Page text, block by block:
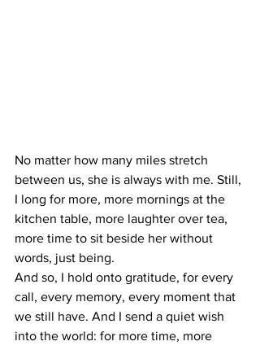
No matter how many miles stretch
between us, she is always with me. Still,
I long for more, more mornings at the
kitchen table, more laughter over tea,
more time to sit beside her without
words, just being.
And so, I hold onto gratitude, for every
call, every memory, every moment that
we still have. And I send a quiet wish
into the world: for more time, more